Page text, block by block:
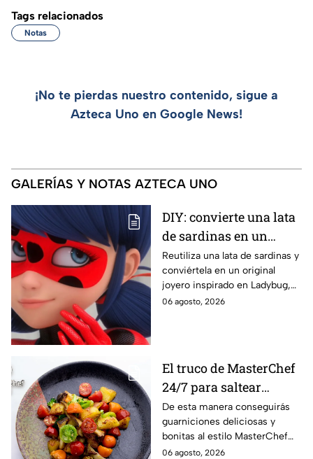
Tags relacionados
Notas
¡No te pierdas nuestro contenido, sigue a
Azteca Uno en Google News!
GALERÍAS Y NOTAS AZTECA UNO
DIY: convierte una lata
de sardinas en un
joyero inspirado en
Ladybug
Reutiliza una lata de sardinas y
conviértela en un original
joyero inspirado en Ladybug,
perfecto para guardar tus
06 agosto, 2026
El truco de MasterChef
24/7 para saltear
verduras crujientes y
con mucho color
De esta manera conseguirás
guarniciones deliciosas y
bonitas al estilo MasterChef
24/7.
06 agosto, 2026